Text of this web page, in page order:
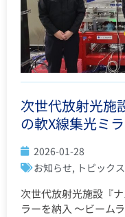
次世代放射光施
の軟X線集光ミ
2026-01-28
お知らせ, トピックス
次世代放射光施設『
ラーを納入 〜ビーム